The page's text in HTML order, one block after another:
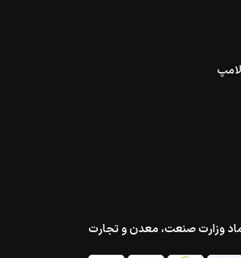
وزارت صنعت، معدن و تجارت